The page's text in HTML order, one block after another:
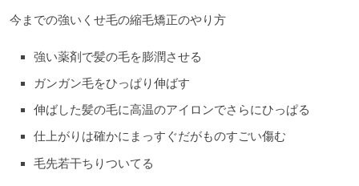
今までの強いくせ毛の縮毛矯正のやり方
強い薬剤で髪の毛を膨潤させる
ガンガン毛をひっぱり伸ばす
伸ばした髪の毛に高温のアイロンでさらにひっぱる
仕上がりは確かにまっすぐだがものすごい傷む
毛先若干ちりついてる